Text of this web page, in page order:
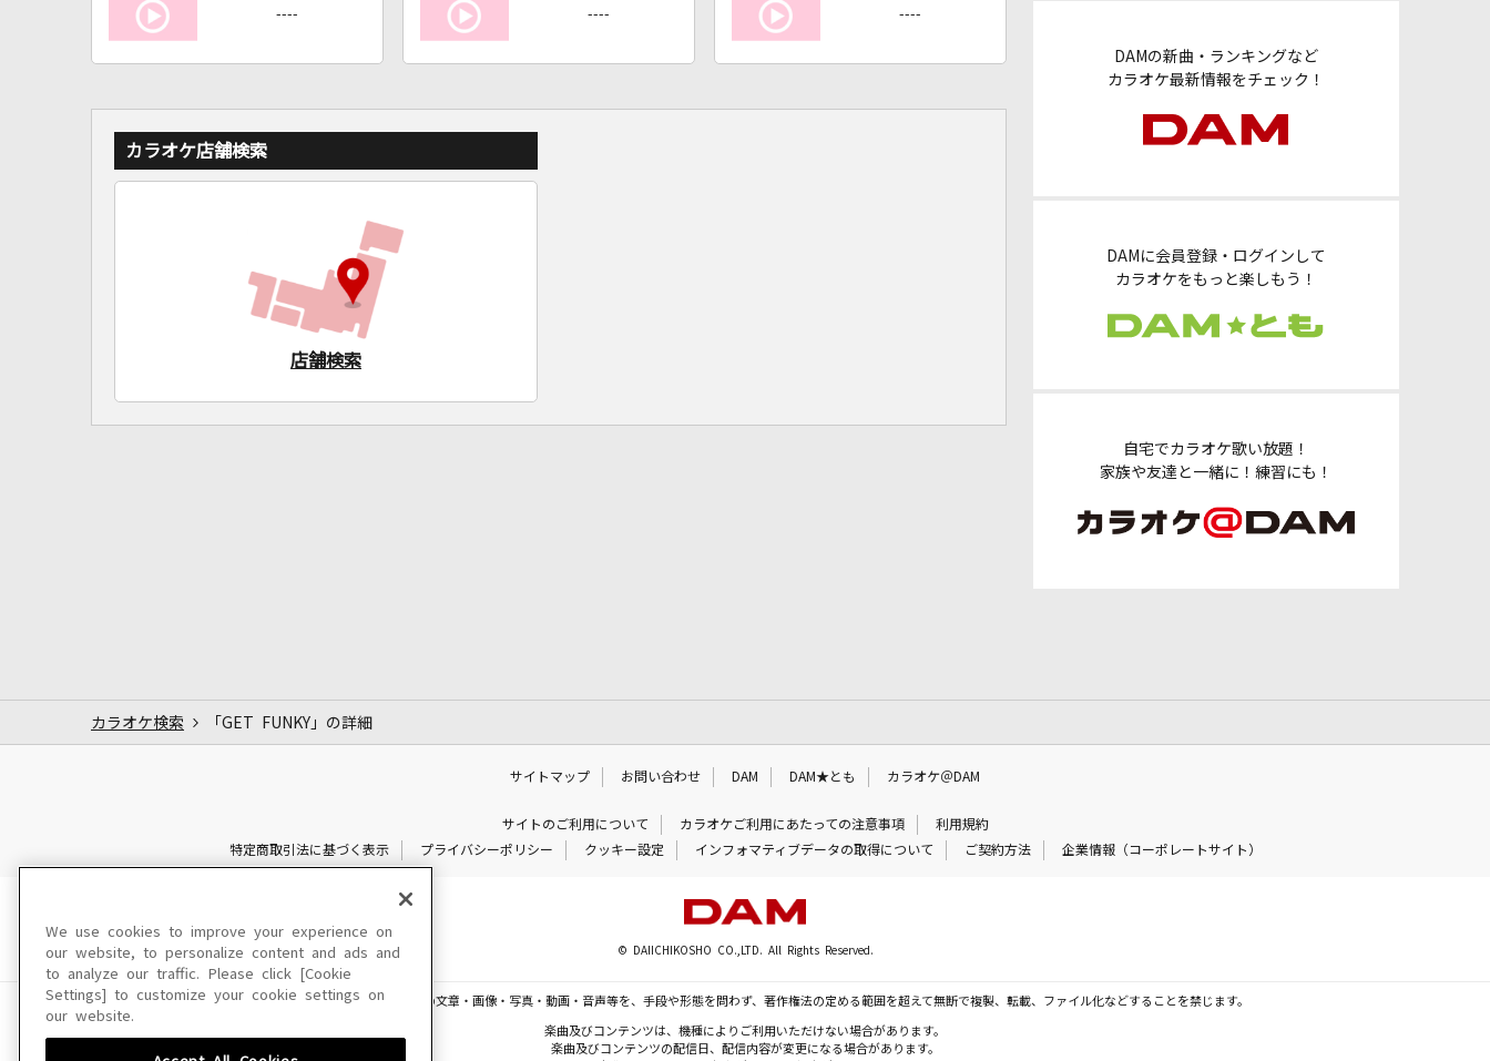
DAMの新曲・ランキングなど
カラオケ最新情報をチェック！
DAMに会員登録・ログインして
カラオケをもっと楽しもう！
自宅でカラオケ歌い放題！
家族や友達と一緒に！練習にも！
---- ---- ----
カラオケ店舗検索
店舗検索
カラオケ検索 「GET FUNKY」の詳細
サイトマップ お問い合わせ DAM DAM★とも カラオケ＠DAM
サイトのご利用について カラオケご利用にあたっての注意事項
利用規約
特定商取引法に基づく表示
プライバシーポリシー クッキー設定 インフォマティブデータの取得について ご契約方法 企業情報（コーポレートサイト）
© DAIICHIKOSHO CO.,LTD. All Rights Reserved.
このサイトに掲載されている一切の文章・画像・写真・動画・音声等を、手段や形態を問わず、著作権法の定める範囲を超えて無断で複製、転載、ファイル化などすることを禁じます。
楽曲及びコンテンツは、機種によりご利用いただけない場合があります。
楽曲及びコンテンツの配信日、配信内容が変更になる場合があります。
We use cookies to improve your experience on
our website, to personalize content and ads and
to analyze our traffic. Please click [Cookie
Settings] to customize your cookie settings on
our website.